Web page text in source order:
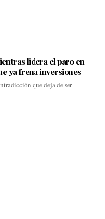
lidera el paro en
ya frena inversiones
que deja de ser